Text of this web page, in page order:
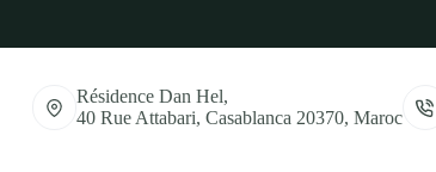
Résidence Dan Hel,
40 Rue Attabari, Casablanca 20370, Maroc